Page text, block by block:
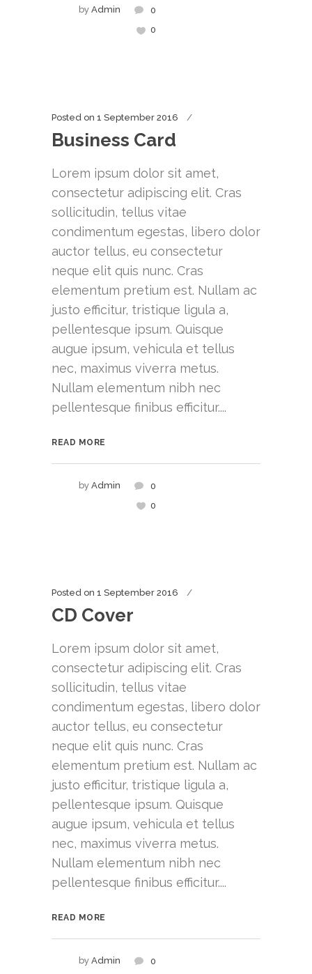
by Admin
0
0
Posted on 1 September 2016
Business Card
Lorem ipsum dolor sit amet,
consectetur adipiscing elit. Cras
sollicitudin, tellus vitae
condimentum egestas, libero dolor
auctor tellus, eu consectetur
neque elit quis nunc. Cras
elementum pretium est. Nullam ac
justo efficitur, tristique ligula a,
pellentesque ipsum. Quisque
augue ipsum, vehicula et tellus
nec, maximus viverra metus.
Nullam elementum nibh nec
pellentesque finibus efficitur....
READ MORE
by Admin
0
0
Posted on 1 September 2016
CD Cover
Lorem ipsum dolor sit amet,
consectetur adipiscing elit. Cras
sollicitudin, tellus vitae
condimentum egestas, libero dolor
auctor tellus, eu consectetur
neque elit quis nunc. Cras
elementum pretium est. Nullam ac
justo efficitur, tristique ligula a,
pellentesque ipsum. Quisque
augue ipsum, vehicula et tellus
nec, maximus viverra metus.
Nullam elementum nibh nec
pellentesque finibus efficitur....
READ MORE
by Admin 0